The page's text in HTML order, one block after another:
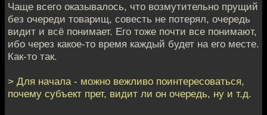
Чаще всего оказывалось, что возмутительно прущий
без очереди товарищ, совесть не потерял, очередь
видит и всё понимает. Его тоже почти все понимают,
ибо через какое-то время каждый будет на его месте.
Как-то так.
> Для начала - можно вежливо поинтересоваться,
почему субъект прет, видит ли он очередь, ну и т.д.